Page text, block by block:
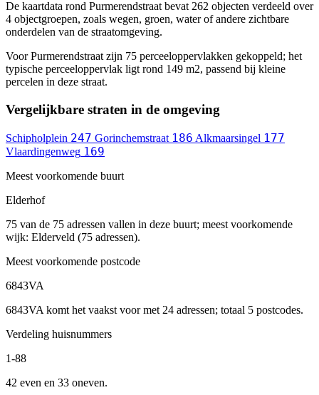
De kaartdata rond Purmerendstraat bevat 262 objecten verdeeld over
4 objectgroepen, zoals wegen, groen, water of andere zichtbare
onderdelen van de straatomgeving.
Voor Purmerendstraat zijn 75 perceeloppervlakken gekoppeld; het
typische perceeloppervlak ligt rond 149 m2, passend bij kleine
percelen in deze straat.
Vergelijkbare straten in de omgeving
Schipholplein 247 Gorinchemstraat 186 Alkmaarsingel 177
Vlaardingenweg 169
Meest voorkomende buurt
Elderhof
75 van de 75 adressen vallen in deze buurt; meest voorkomende
wijk: Elderveld (75 adressen).
Meest voorkomende postcode
6843VA
6843VA komt het vaakst voor met 24 adressen; totaal 5 postcodes.
Verdeling huisnummers
1-88
42 even en 33 oneven.